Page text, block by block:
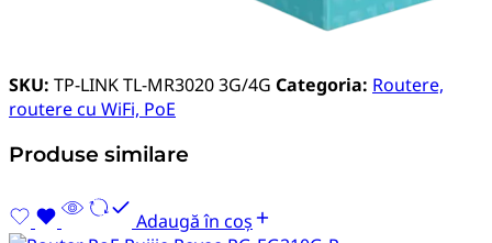
SKU: TP-LINK TL-MR3020 3G/4G Categoria: Routere,
routere cu WiFi, PoE
Produse similare
Adaugă în coș